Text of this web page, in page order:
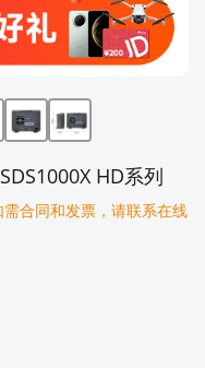
HD系列
合同和发票，请联系在线